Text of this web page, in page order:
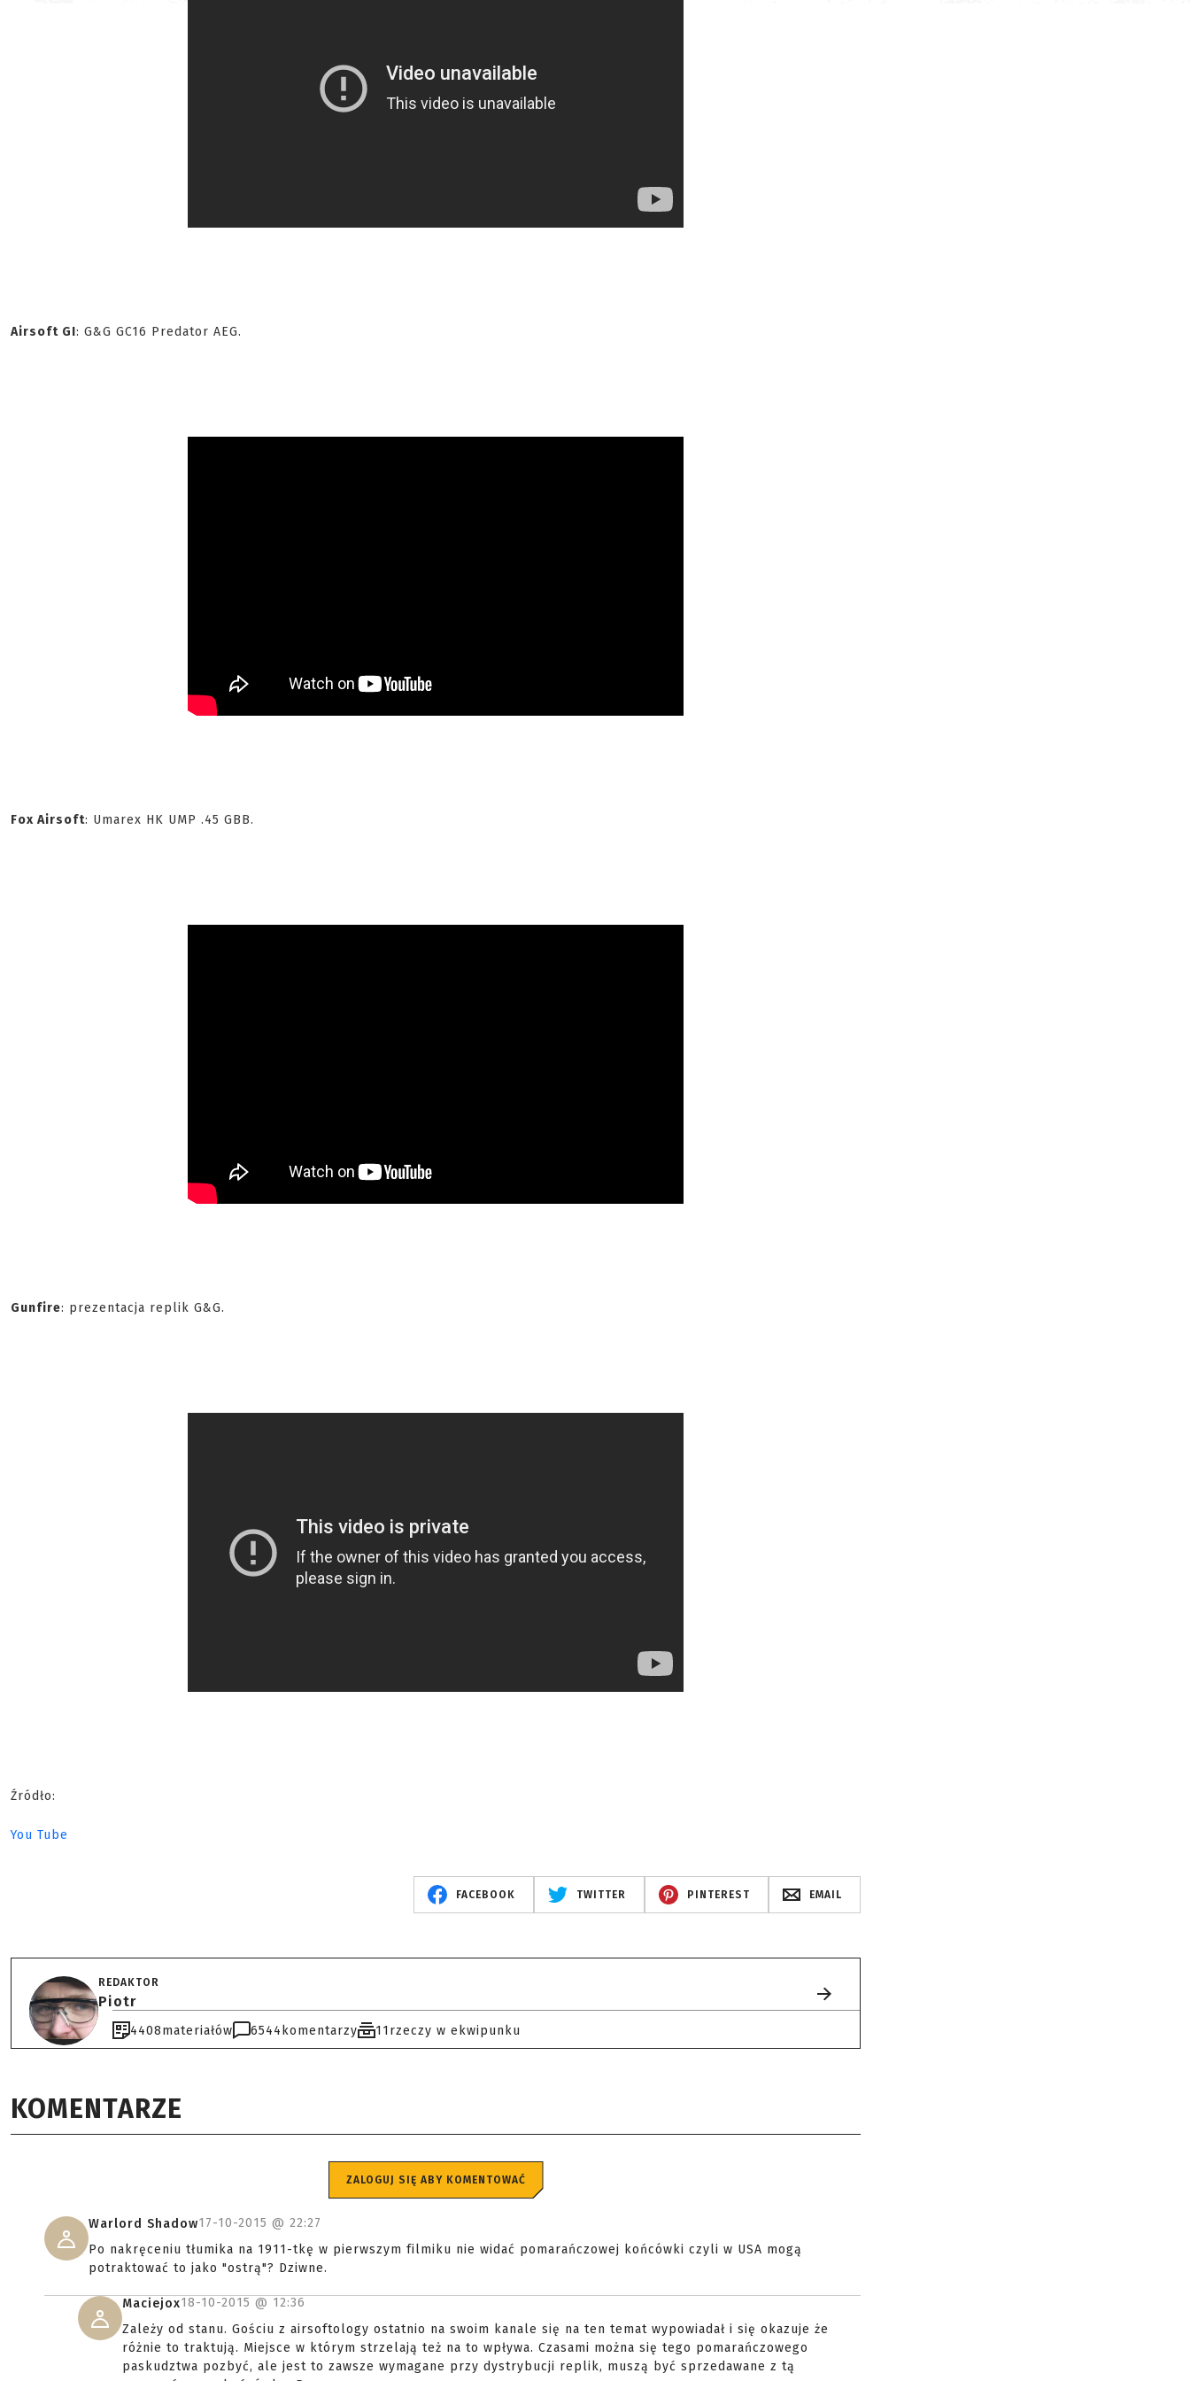
Airsoft GI: G&G GC16 Predator AEG.
Fox Airsoft: Umarex HK UMP .45 GBB.
Gunfire: prezentacja replik G&G.
Źródło:
You Tube
FACEBOOK TWITTER PINTEREST EMAIL
REDAKTOR
Piotr
4408materiałów 6544 komentarzy 11rzeczy w ekwipunku
KOMENTARZE
ZALOGUJ SIĘ ABY KOMENTOWAĆ
Warlord Shadow17-10-2015 @ 22:27
Po nakręceniu tłumika na 1911-tkę w pierwszym filmiku nie widać pomarańczowej końcówki czyli w USA mogą
potraktować to jako "ostrą"? Dziwne.
Maciejox18-10-2015 @ 12:36
Zależy od stanu. Gościu z airsoftology ostatnio na swoim kanale się na ten temat wypowiadał i się okazuje że
różnie to traktują. Miejsce w którym strzelają też na to wpływa. Czasami można się tego pomarańczowego
paskudztwa pozbyć, ale jest to zawsze wymagane przy dystrybucji replik, muszą być sprzedawane z tą